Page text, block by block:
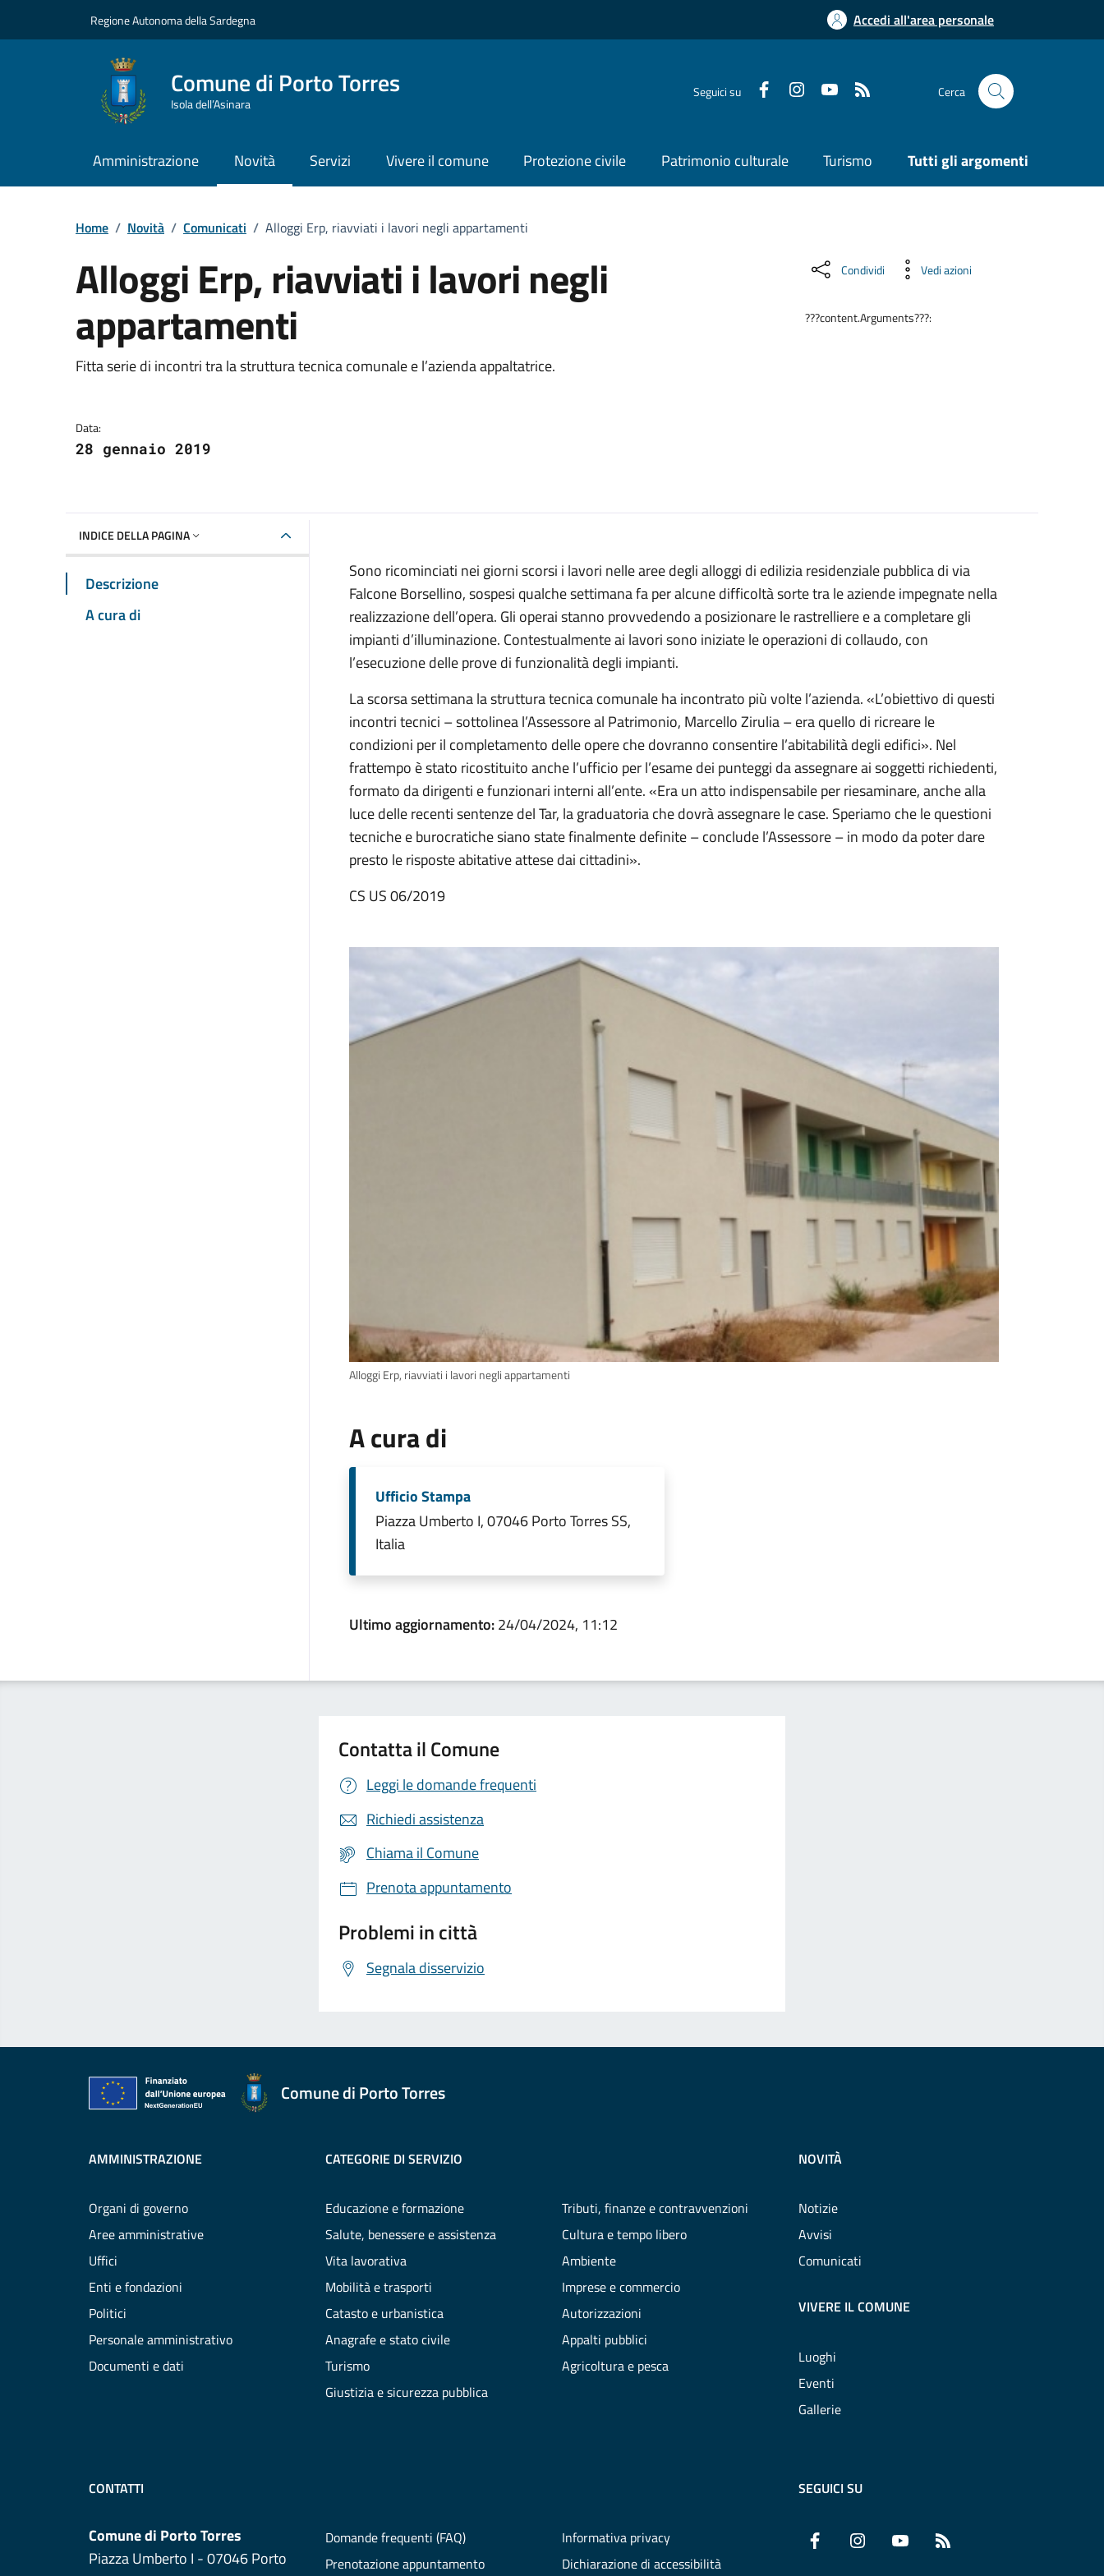
Regione Autonoma della Sardegna Accedi all'area personale
Comune di Porto Torres
Isola dell’Asinara
Seguici su Cerca
Amministrazione Novità Servizi Vivere il comune Protezione civile Patrimonio culturale Turismo Tutti gli argomenti
Home / Novità / Comunicati / Alloggi Erp, riavviati i lavori negli appartamenti
Alloggi Erp, riavviati i lavori negli
appartamenti
Dettagli della notizia
Fitta serie di incontri tra la struttura tecnica comunale e l’azienda appaltatrice.
Data:
28 gennaio 2019
Condividi Vedi azioni
???content.Arguments???:
INDICE DELLA PAGINA
Descrizione
A cura di
Sono ricominciati nei giorni scorsi i lavori nelle aree degli alloggi di edilizia residenziale pubblica di via
Falcone Borsellino, sospesi qualche settimana fa per alcune difficoltà sorte tra le aziende impegnate nella
realizzazione dell’opera. Gli operai stanno provvedendo a posizionare le rastrelliere e a completare gli
impianti d’illuminazione. Contestualmente ai lavori sono iniziate le operazioni di collaudo, con
l’esecuzione delle prove di funzionalità degli impianti.
La scorsa settimana la struttura tecnica comunale ha incontrato più volte l’azienda. «L’obiettivo di questi
incontri tecnici – sottolinea l’Assessore al Patrimonio, Marcello Zirulia – era quello di ricreare le
condizioni per il completamento delle opere che dovranno consentire l’abitabilità degli edifici». Nel
frattempo è stato ricostituito anche l’ufficio per l’esame dei punteggi da assegnare ai soggetti richiedenti,
formato da dirigenti e funzionari interni all’ente. «Era un atto indispensabile per riesaminare, anche alla
luce delle recenti sentenze del Tar, la graduatoria che dovrà assegnare le case. Speriamo che le questioni
tecniche e burocratiche siano state finalmente definite – conclude l’Assessore – in modo da poter dare
presto le risposte abitative attese dai cittadini».
CS US 06/2019
Alloggi Erp, riavviati i lavori negli appartamenti
A cura di
Ufficio Stampa
Piazza Umberto I, 07046 Porto Torres SS,
Italia
Ultimo aggiornamento:24/04/2024, 11:12
Contatta il Comune
Leggi le domande frequenti
Richiedi assistenza
Chiama il Comune
Prenota appuntamento
Problemi in città
Segnala disservizio
Comune di Porto Torres
AMMINISTRAZIONE
Organi di governo
Aree amministrative
Uffici
Enti e fondazioni
Politici
Personale amministrativo
Documenti e dati
CATEGORIE DI SERVIZIO
Educazione e formazione
Salute, benessere e assistenza
Vita lavorativa
Mobilità e trasporti
Catasto e urbanistica
Anagrafe e stato civile
Turismo
Giustizia e sicurezza pubblica
Tributi, finanze e contravvenzioni
Cultura e tempo libero
Ambiente
Imprese e commercio
Autorizzazioni
Appalti pubblici
Agricoltura e pesca
NOVITÀ
Notizie
Avvisi
Comunicati
VIVERE IL COMUNE
Luoghi
Eventi
Gallerie
CONTATTI
Comune di Porto Torres
Piazza Umberto I - 07046 Porto
Domande frequenti (FAQ)
Prenotazione appuntamento
Informativa privacy
Dichiarazione di accessibilità
SEGUICI SU
Facebook InstagramYouTube